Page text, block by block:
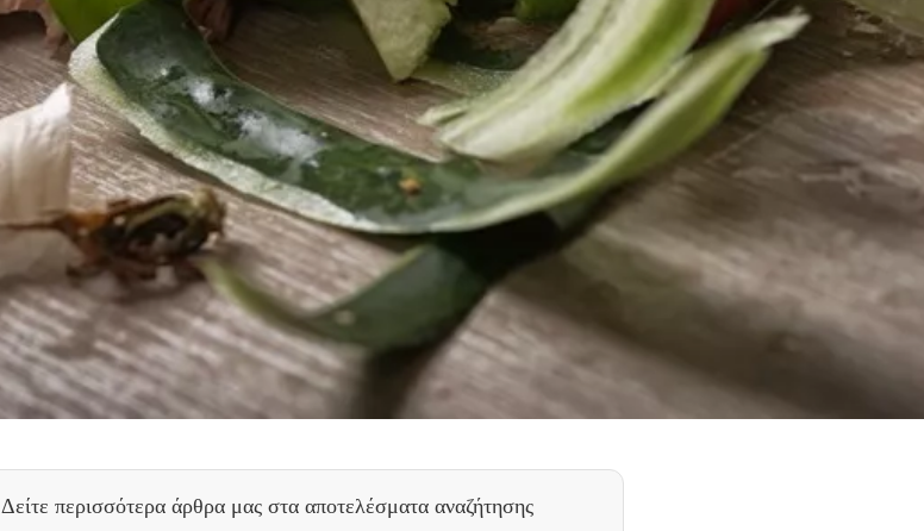
Δείτε περισσότερα άρθρα μας στα αποτελέσματα αναζήτησης